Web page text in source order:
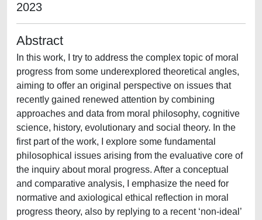
2023
Abstract
In this work, I try to address the complex topic of moral
progress from some underexplored theoretical angles,
aiming to offer an original perspective on issues that
recently gained renewed attention by combining
approaches and data from moral philosophy, cognitive
science, history, evolutionary and social theory. In the
first part of the work, I explore some fundamental
philosophical issues arising from the evaluative core of
the inquiry about moral progress. After a conceptual
and comparative analysis, I emphasize the need for
normative and axiological ethical reflection in moral
progress theory, also by replying to a recent ‘non-ideal’